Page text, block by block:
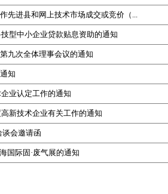
先进县和网上技术市场成交或竞价（...
型中小企业贷款贴息资助的通知
九次全体理事会议的通知
知
业认定工作的通知
新技术企业有关工作的通知
会邀请函
国际固·废气展的通知